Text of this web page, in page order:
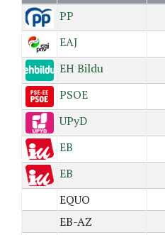
PP
EAJ
EH Bildu
PSOE
UPyD
EB
EB
EQUO
EB-AZ